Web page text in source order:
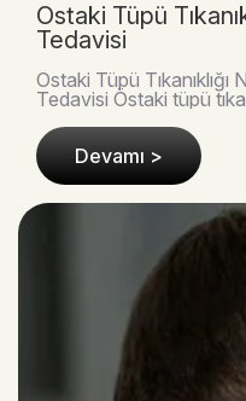
Östaki Tüpü
Tedavisi
Östaki Tüpü
Tedavisi Östaki tüpü
Devamı >